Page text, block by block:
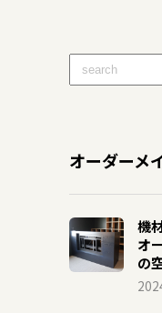
オーダーメ
機
オ
の